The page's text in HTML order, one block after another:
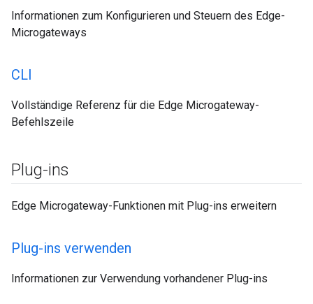
Informationen zum Konfigurieren und Steuern des Edge-
Microgateways
CLI
Vollständige Referenz für die Edge Microgateway-
Befehlszeile
Plug-ins
Edge Microgateway-Funktionen mit Plug-ins erweitern
Plug-ins verwenden
Informationen zur Verwendung vorhandener Plug-ins